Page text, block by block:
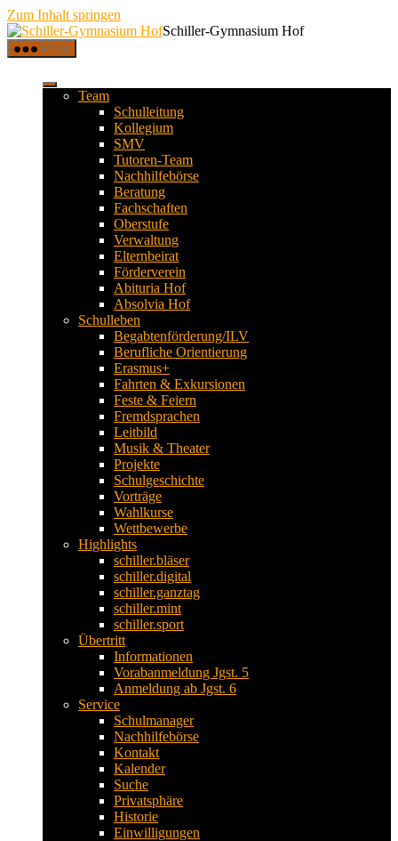
Zum Inhalt springen
Schiller-Gymnasium Hof
Menü
Team
Schulleitung
Kollegium
SMV
Tutoren-Team
Nachhilfebörse
Beratung
Fachschaften
Oberstufe
Verwaltung
Elternbeirat
Förderverein
Abituria Hof
Absolvia Hof
Schulleben
Begabtenförderung/ILV
Berufliche Orientierung
Erasmus+
Fahrten & Exkursionen
Feste & Feiern
Fremdsprachen
Leitbild
Musik & Theater
Projekte
Schulgeschichte
Vorträge
Wahlkurse
Wettbewerbe
Highlights
schiller.bläser
schiller.digital
schiller.ganztag
schiller.mint
schiller.sport
Übertritt
Informationen
Vorabanmeldung Jgst. 5
Anmeldung ab Jgst. 6
Service
Schulmanager
Nachhilfebörse
Kontakt
Kalender
Suche
Privatsphäre
Historie
Einwilligungen